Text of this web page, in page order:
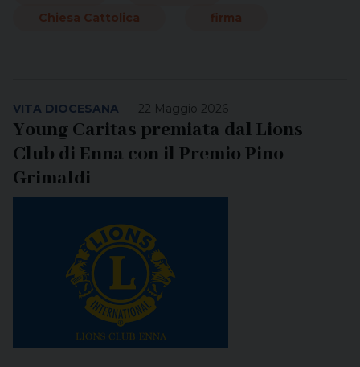
Chiesa Cattolica
firma
22 Maggio 2026
VITA DIOCESANA
Young Caritas premiata dal Lions
Club di Enna con il Premio Pino
Grimaldi